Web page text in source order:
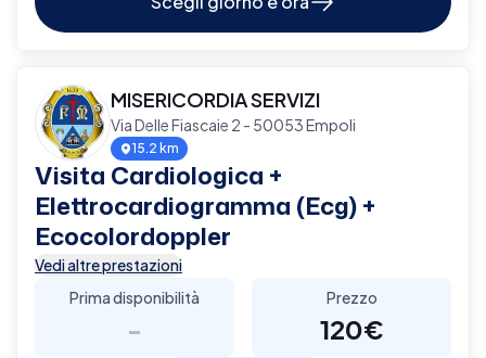
MISERICORDIA SERVIZI
Via Delle Fiascaie 2 - 50053 Empoli
15.2 km
Visita Cardiologica +
Elettrocardiogramma (Ecg) +
Ecocolordoppler
Vedi altre prestazioni
Prima disponibilità
-
Prezzo
120€